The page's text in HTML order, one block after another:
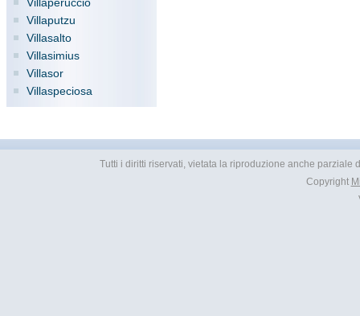
Villaputzu
Villasalto
Villasimius
Villasor
Villaspeciosa
Tutti i diritti riservati, vietata la riproduzione anche
Copyright